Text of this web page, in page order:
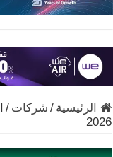
الرئيسية / شركات /
2026